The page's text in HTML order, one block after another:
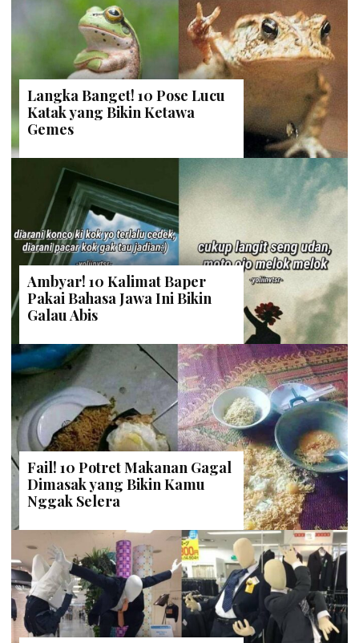
Langka Banget! 10 Pose Lucu
Katak yang Bikin Ketawa
Gemes
Ambyar! 10 Kalimat Baper
Pakai Bahasa Jawa Ini Bikin
Galau Abis
Fail! 10 Potret Makanan Gagal
Dimasak yang Bikin Kamu
Nggak Selera